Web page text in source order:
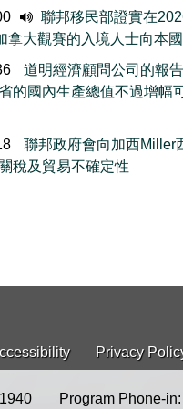
聯邦移民部證實在
拿大觀賽的入境人士向本
道明經濟顧問公司的報
的國內生產總值不過增幅
聯邦政府會向加西Miller
稅及貿易不確定性
Privacy
Program Phone-